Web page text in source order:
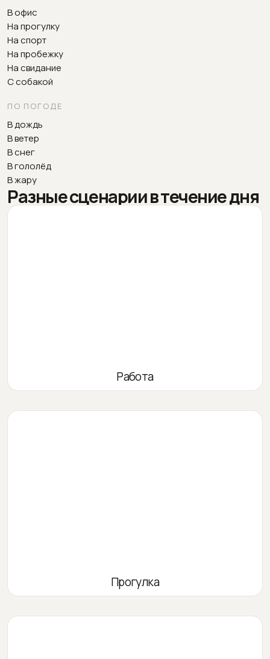
В офис
На прогулку
На спорт
На пробежку
На свидание
С собакой
ПО ПОГОДЕ
В дождь
В ветер
В снег
В гололёд
В жару
Разные сценарии в течение дня
Работа
Прогулка